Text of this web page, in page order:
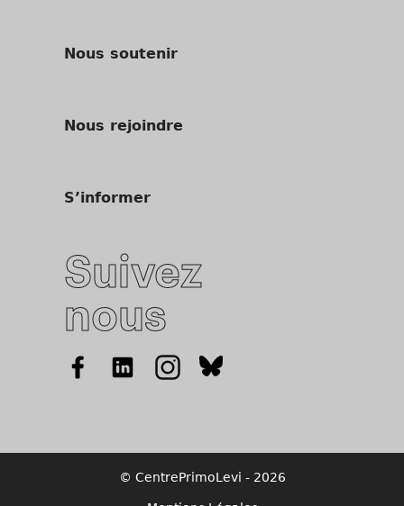
Nous soutenir
Nous rejoindre
S’informer
Suivez
nous
© CentrePrimoLevi - 2026